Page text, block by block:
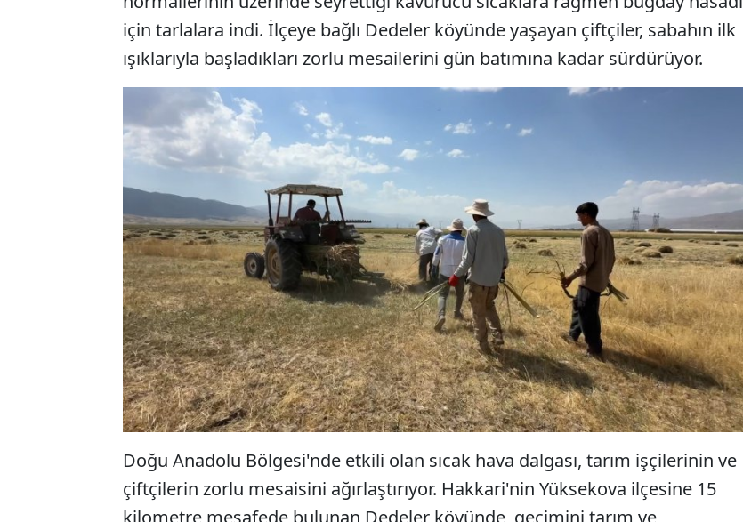
için tarlalara indi. İlçeye bağlı Dedeler köyünde yaşayan çiftçiler, sabahın ilk
ışıklarıyla başladıkları zorlu mesailerini gün batımına kadar sürdürüyor.
Doğu Anadolu Bölgesi'nde etkili olan sıcak hava dalgası, tarım işçilerinin ve
çiftçilerin zorlu mesaisini ağırlaştırıyor. Hakkari'nin Yüksekova ilçesine 15
kilometre mesafede bulunan Dedeler köyünde, geçimini tarım ve